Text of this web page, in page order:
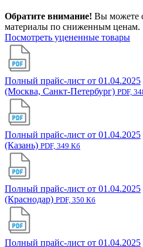
Обратите внимание! Вы можете
материалы по сниженным ценам.
Посмотреть уцененные товары
Полный прайс-лист от 01.04.2025
(Москва, Санкт-Петербург) PDF,
Полный прайс-лист от 01.04.2025
(Казань) PDF, 349 Кб
Полный прайс-лист от 01.04.2025
(Краснодар) PDF, 350 Кб
Полный прайс-лист от 01.04.2025